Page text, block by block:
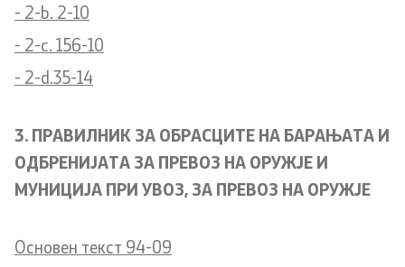
- 2-b. 2-10
- 2-c. 156-10
- 2-d.35-14
3. ПРАВИЛНИК ЗА ОБРАСЦИТЕ НА БАРАЊАТА И
ОДБРЕНИЈАТА ЗА ПРЕВОЗ НА ОРУЖЈЕ И
МУНИЦИЈА ПРИ УВОЗ, ЗА ПРЕВОЗ НА ОРУЖЈЕ
Oсновен текст 94-09